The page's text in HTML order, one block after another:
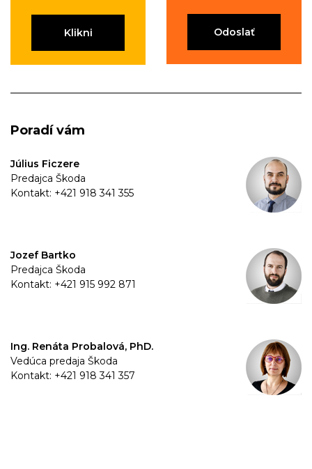
Klikni Odoslať
Poradí vám
Július Ficzere
Predajca Škoda
Kontakt: +421 918 341 355
Jozef Bartko
Predajca Škoda
Kontakt: +421 915 992 871
Ing. Renáta Probalová, PhD.
Vedúca predaja Škoda
Kontakt: +421 918 341 357